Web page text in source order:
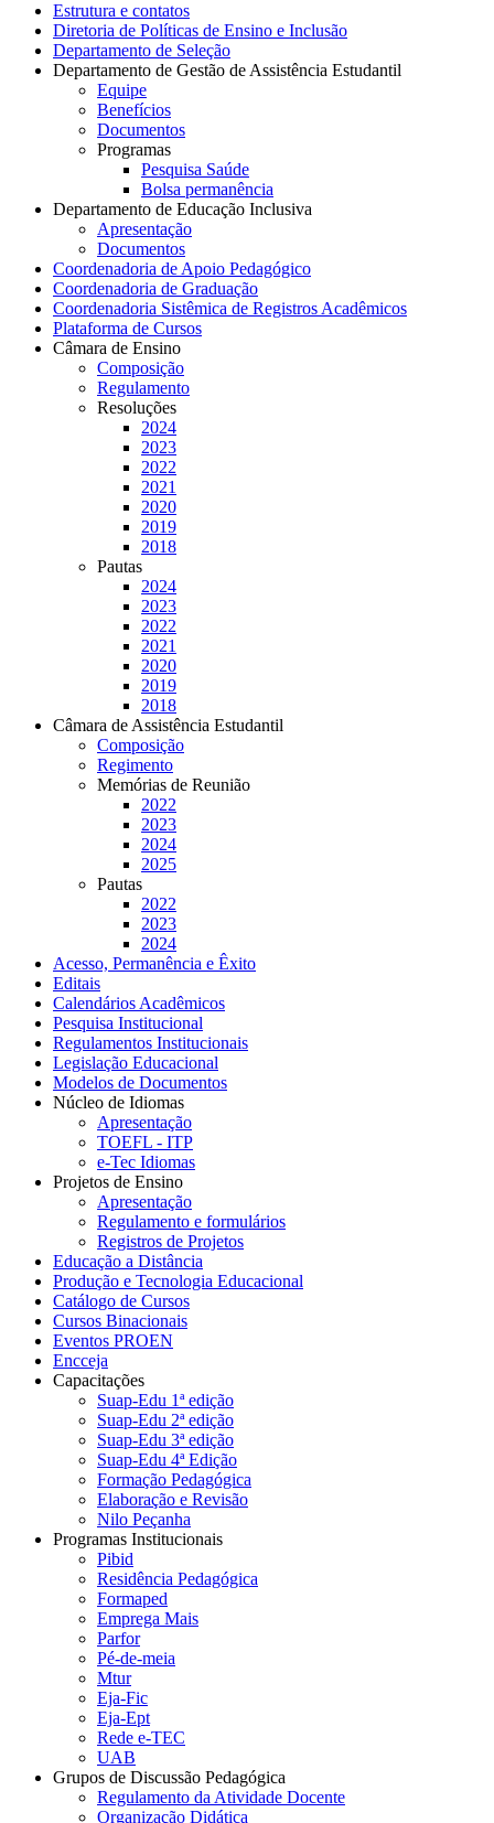
Estrutura e contatos
Diretoria de Políticas de Ensino e Inclusão
Departamento de Seleção
Departamento de Gestão de Assistência Estudantil
Equipe
Benefícios
Documentos
Programas
Pesquisa Saúde
Bolsa permanência
Departamento de Educação Inclusiva
Apresentação
Documentos
Coordenadoria de Apoio Pedagógico
Coordenadoria de Graduação
Coordenadoria Sistêmica de Registros Acadêmicos
Plataforma de Cursos
Câmara de Ensino
Composição
Regulamento
Resoluções
2024
2023
2022
2021
2020
2019
2018
Pautas
2024
2023
2022
2021
2020
2019
2018
Câmara de Assistência Estudantil
Composição
Regimento
Memórias de Reunião
2022
2023
2024
2025
Pautas
2022
2023
2024
Acesso, Permanência e Êxito
Editais
Calendários Acadêmicos
Pesquisa Institucional
Regulamentos Institucionais
Legislação Educacional
Modelos de Documentos
Núcleo de Idiomas
Apresentação
TOEFL - ITP
e-Tec Idiomas
Projetos de Ensino
Apresentação
Regulamento e formulários
Registros de Projetos
Educação a Distância
Produção e Tecnologia Educacional
Catálogo de Cursos
Cursos Binacionais
Eventos PROEN
Encceja
Capacitações
Suap-Edu 1ª edição
Suap-Edu 2ª edição
Suap-Edu 3ª edição
Suap-Edu 4ª Edição
Formação Pedagógica
Elaboração e Revisão
Nilo Peçanha
Programas Institucionais
Pibid
Residência Pedagógica
Formaped
Emprega Mais
Parfor
Pé-de-meia
Mtur
Eja-Fic
Eja-Ept
Rede e-TEC
UAB
Grupos de Discussão Pedagógica
Regulamento da Atividade Docente
Organização Didática